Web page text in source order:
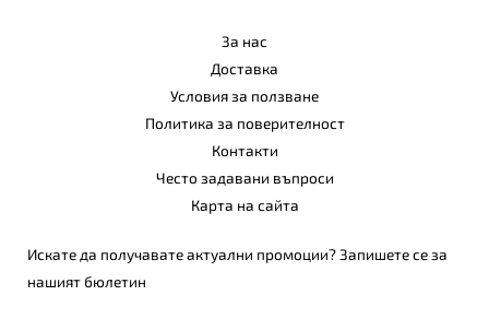
За нас
Доставка
Условия за ползване
Политика за поверителност
Контакти
Често задавани въпроси
Карта на сайта
Искате да получавате актуални промоции? Запишете се за
нашият бюлетин